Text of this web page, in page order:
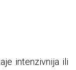
intenzivnija ili